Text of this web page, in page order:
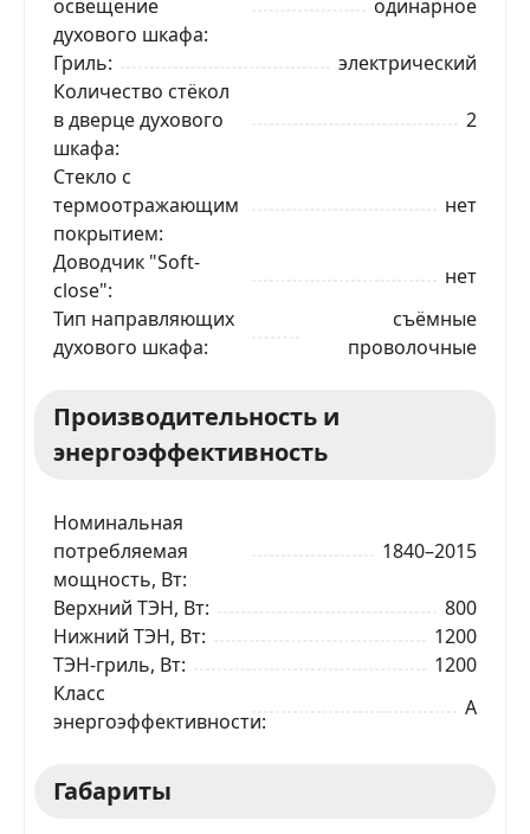
освещение
духового шкафа
одинарное
Гриль
электрический
Количество стёкол
в дверце духового
шкафа
2
Стекло с
термоотражающим
покрытием
нет
Доводчик "Soft-
close"
нет
Тип направляющих
духового шкафа
съёмные
проволочные
Производительность и
энергоэффективность
Номинальная
потребляемая
мощность, Вт
1840–2015
Верхний ТЭН, Вт
800
Нижний ТЭН, Вт
1200
ТЭН-гриль, Вт
1200
Класс
энергоэффективности
A
Габариты
ЗАКАЗАТЬ В 1 КЛИК
Я даю согласие на обработку моих персональных
данных в соответствии С ПРАВИЛАМИторговой
ОТПРАВИТЬ ЗАЯВКУ